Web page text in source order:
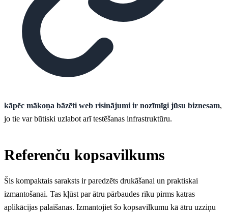
kāpēc mākoņa bāzēti web risinājumi ir nozīmīgi jūsu biznesam,
jo tie var būtiski uzlabot arī testēšanas infrastruktūru.
Referenču kopsavilkums
Šis kompaktais saraksts ir paredzēts drukāšanai un praktiskai
izmantošanai. Tas kļūst par ātru pārbaudes rīku pirms katras
aplikācijas palaišanas. Izmantojiet šo kopsavilkumu kā ātru uzziņu